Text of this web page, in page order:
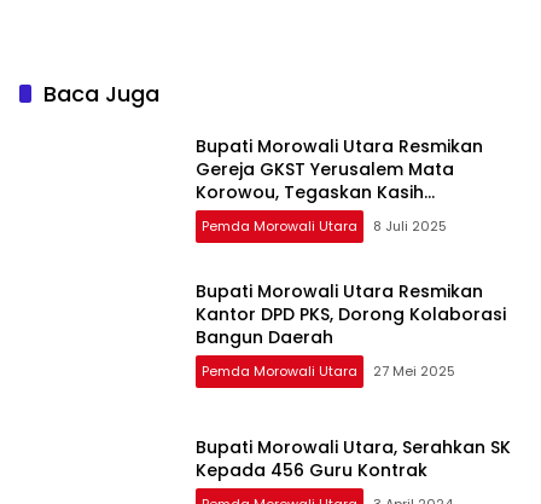
Baca Juga
Bupati Morowali Utara Resmikan
Gereja GKST Yerusalem Mata
Korowou, Tegaskan Kasih
Persaudaraan Dalam Iman
Pemda Morowali Utara 8 Juli 2025
Bupati Morowali Utara Resmikan
Kantor DPD PKS, Dorong Kolaborasi
Bangun Daerah
Pemda Morowali Utara 27 Mei 2025
Bupati Morowali Utara, Serahkan SK
Kepada 456 Guru Kontrak